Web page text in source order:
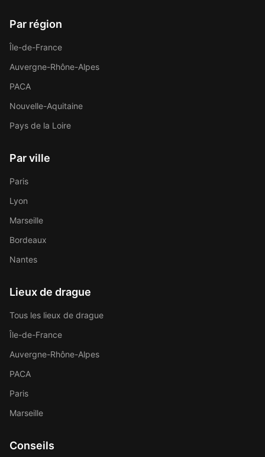
Par région
Île-de-France
Auvergne-Rhône-Alpes
PACA
Nouvelle-Aquitaine
Pays de la Loire
Par ville
Paris
Lyon
Marseille
Bordeaux
Nantes
Lieux de drague
Tous les lieux de drague
Île-de-France
Auvergne-Rhône-Alpes
PACA
Paris
Marseille
Conseils